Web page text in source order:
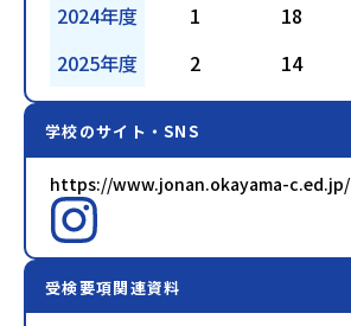
2024年度
1 18
2025年度
2 14
学校のサイト・SNS
https://www.jonan.okayama-c.ed.jp/
受検要項関連資料